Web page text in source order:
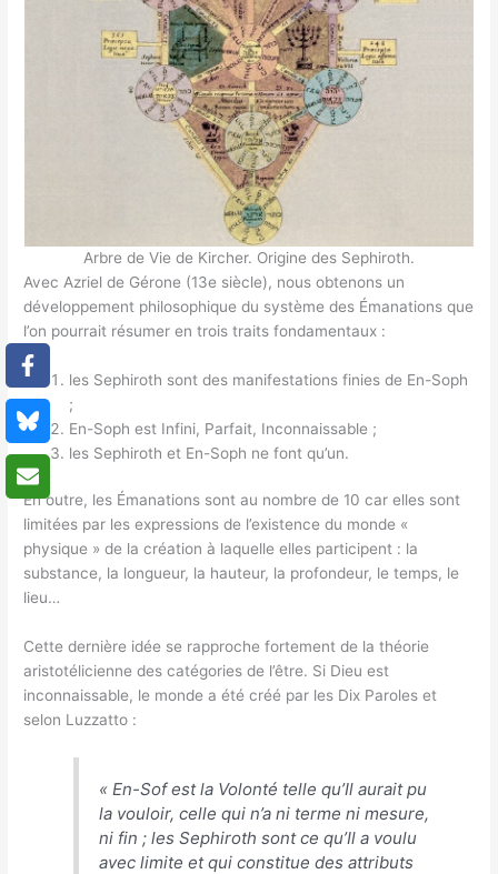
Arbre de Vie de Kircher. Origine des Sephiroth.
Avec Azriel de Gérone (13e siècle), nous obtenons un
développement philosophique du système des Émanations que
l’on pourrait résumer en trois traits fondamentaux :
les Sephiroth sont des manifestations finies de En-Soph
;
En-Soph est Infini, Parfait, Inconnaissable ;
les Sephiroth et En-Soph ne font qu’un.
En outre, les Émanations sont au nombre de 10 car elles sont
limitées par les expressions de l’existence du monde «
physique » de la création à laquelle elles participent : la
substance, la longueur, la hauteur, la profondeur, le temps, le
lieu…
Cette dernière idée se rapproche fortement de la théorie
aristotélicienne des catégories de l’être. Si Dieu est
inconnaissable, le monde a été créé par les Dix Paroles et
selon Luzzatto :
«En-Sof est la Volonté telle qu’Il aurait pu
la vouloir, celle qui n’a ni terme ni mesure,
ni fin ; les Sephiroth sont ce qu’Il a voulu
avec limite et qui constitue des attributs